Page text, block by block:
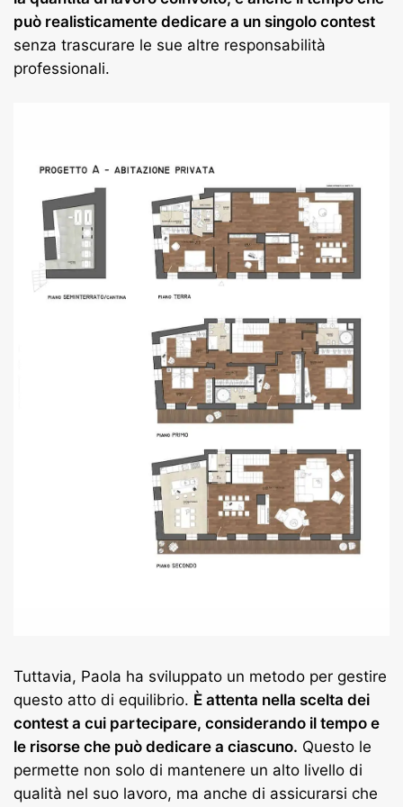
può realisticamente dedicare a un singolo contest
senza trascurare le sue altre responsabilità
professionali.
Tuttavia, Paola ha sviluppato un metodo per gestire
questo atto di equilibrio. È attenta nella scelta dei
contest a cui partecipare, considerando il tempo e
le risorse che può dedicare a ciascuno. Questo le
permette non solo di mantenere un alto livello di
qualità nel suo lavoro, ma anche di assicurarsi che